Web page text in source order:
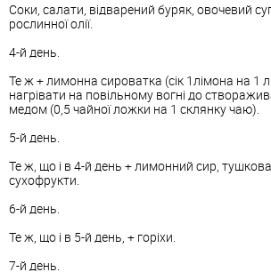
Соки, салати, відварений буряк, овочевий
рослинної олії.
4-й день.
Те ж + лимонна сироватка (сік 1лімона на 1
нагрівати на повільному вогні до
медом (0,5 чайної ложки на 1 склянку чаю).
5-й день.
Те ж, що і в 4-й день + лимонний сир,
сухофрукти.
6-й день.
Те ж, що і в 5-й день, + горіхи.
7-й день.